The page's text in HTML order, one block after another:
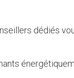
dédiés